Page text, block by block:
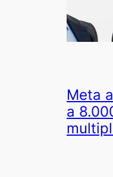
Meta
a